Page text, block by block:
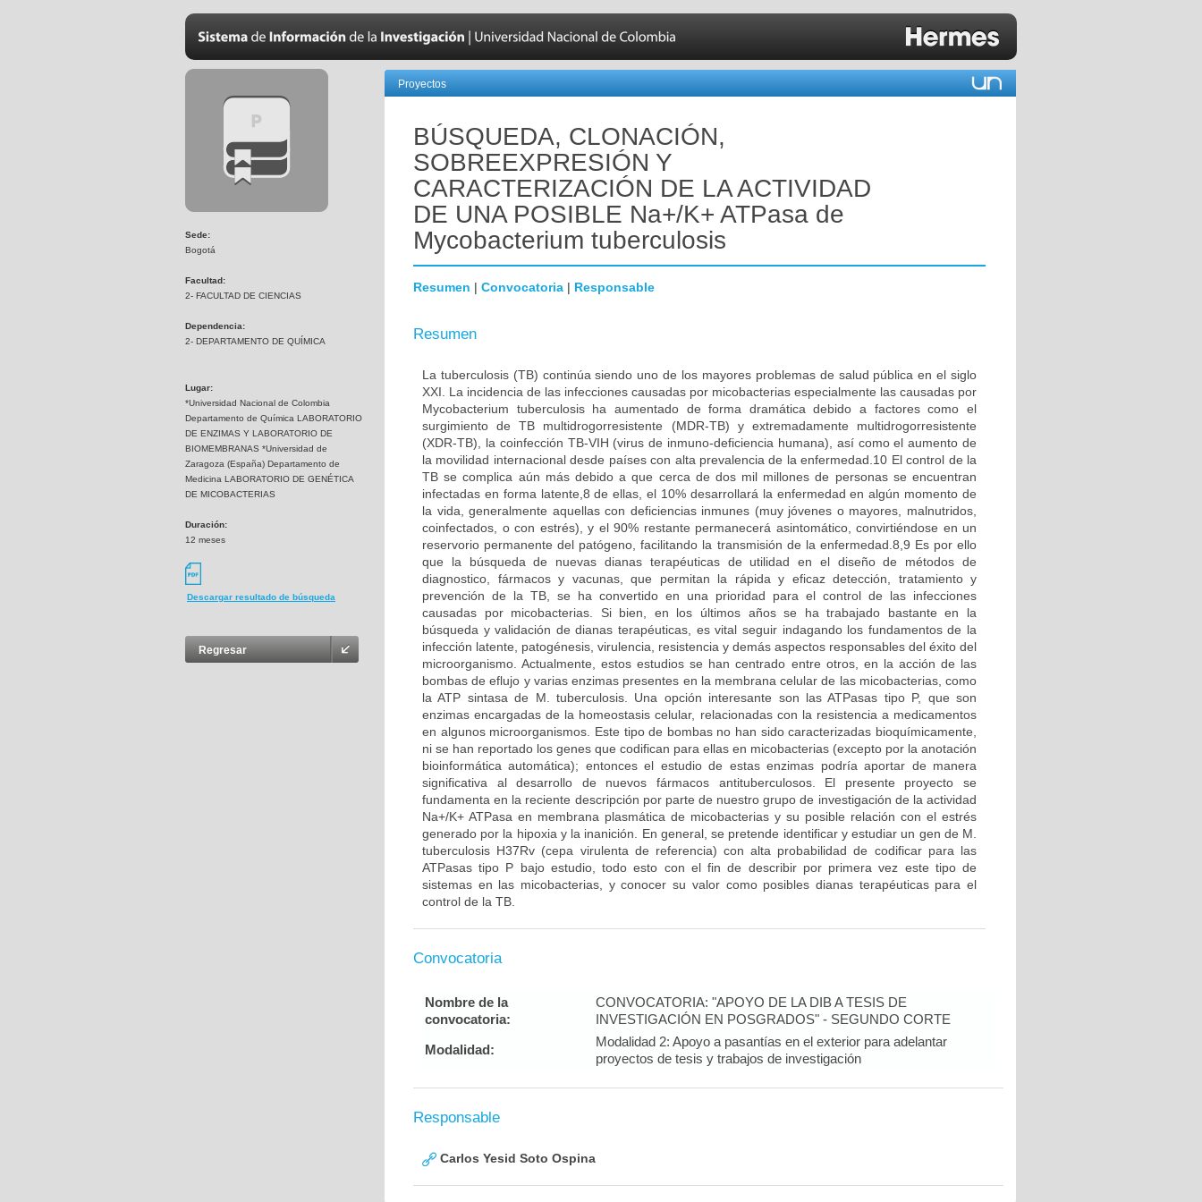
Sede:
Bogotá
Facultad:
2- FACULTAD DE CIENCIAS
Dependencia:
2- DEPARTAMENTO DE QUÍMICA
Lugar:
*Universidad Nacional de Colombia
Departamento de Química LABORATORIO
DE ENZIMAS Y LABORATORIO DE
BIOMEMBRANAS *Universidad de
Zaragoza (España) Departamento de
Medicina LABORATORIO DE GENÉTICA
DE MICOBACTERIAS
Duración:
12 meses
Descargar resultado de búsqueda
Regresar
Proyectos
BÚSQUEDA, CLONACIÓN,
SOBREEXPRESIÓN Y
CARACTERIZACIÓN DE LA ACTIVIDAD
DE UNA POSIBLE Na+/K+ ATPasa de
Mycobacterium tuberculosis
Resumen | Convocatoria | Responsable
Resumen
La tuberculosis (TB) continúa siendo uno de los mayores problemas de salud pública en el siglo
XXI. La incidencia de las infecciones causadas por micobacterias especialmente las causadas por
Mycobacterium tuberculosis ha aumentado de forma dramática debido a factores como el
surgimiento de TB multidrogorresistente (MDR-TB) y extremadamente multidrogorresistente
(XDR-TB), la coinfección TB-VIH (virus de inmuno-deficiencia humana), así como el aumento de
la movilidad internacional desde países con alta prevalencia de la enfermedad.10 El control de la
TB se complica aún más debido a que cerca de dos mil millones de personas se encuentran
infectadas en forma latente,8 de ellas, el 10% desarrollará la enfermedad en algún momento de
la vida, generalmente aquellas con deficiencias inmunes (muy jóvenes o mayores, malnutridos,
coinfectados, o con estrés), y el 90% restante permanecerá asintomático, convirtiéndose en un
reservorio permanente del patógeno, facilitando la transmisión de la enfermedad.8,9 Es por ello
que la búsqueda de nuevas dianas terapéuticas de utilidad en el diseño de métodos de
diagnostico, fármacos y vacunas, que permitan la rápida y eficaz detección, tratamiento y
prevención de la TB, se ha convertido en una prioridad para el control de las infecciones
causadas por micobacterias. Si bien, en los últimos años se ha trabajado bastante en la
búsqueda y validación de dianas terapéuticas, es vital seguir indagando los fundamentos de la
infección latente, patogénesis, virulencia, resistencia y demás aspectos responsables del éxito del
microorganismo. Actualmente, estos estudios se han centrado entre otros, en la acción de las
bombas de eflujo y varias enzimas presentes en la membrana celular de las micobacterias, como
la ATP sintasa de M. tuberculosis. Una opción interesante son las ATPasas tipo P, que son
enzimas encargadas de la homeostasis celular, relacionadas con la resistencia a medicamentos
en algunos microorganismos. Este tipo de bombas no han sido caracterizadas bioquímicamente,
ni se han reportado los genes que codifican para ellas en micobacterias (excepto por la anotación
bioinformática automática); entonces el estudio de estas enzimas podría aportar de manera
significativa al desarrollo de nuevos fármacos antituberculosos. El presente proyecto se
fundamenta en la reciente descripción por parte de nuestro grupo de investigación de la actividad
Na+/K+ ATPasa en membrana plasmática de micobacterias y su posible relación con el estrés
generado por la hipoxia y la inanición. En general, se pretende identificar y estudiar un gen de M.
tuberculosis H37Rv (cepa virulenta de referencia) con alta probabilidad de codificar para las
ATPasas tipo P bajo estudio, todo esto con el fin de describir por primera vez este tipo de
sistemas en las micobacterias, y conocer su valor como posibles dianas terapéuticas para el
control de la TB.
Convocatoria
Nombre de la
convocatoria:
CONVOCATORIA: "APOYO DE LA DIB A TESIS DE
INVESTIGACIÓN EN POSGRADOS" - SEGUNDO CORTE
Modalidad:
Modalidad 2: Apoyo a pasantías en el exterior para adelantar
proyectos de tesis y trabajos de investigación
Responsable
Carlos Yesid Soto Ospina